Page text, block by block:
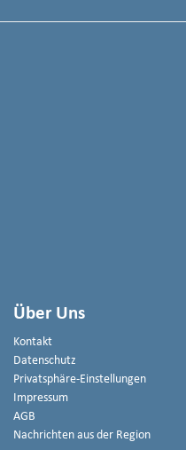
Über Uns
Kontakt
Datenschutz
Privatsphäre-Einstellungen
Impressum
AGB
Nachrichten aus der Region